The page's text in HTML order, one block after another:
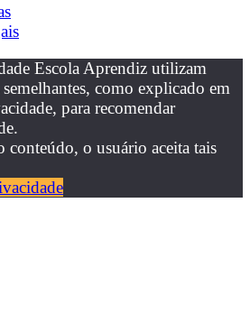
Escola Aprendiz utilizam
como explicado em
para recomendar
conteúdo, o usuário aceita tais